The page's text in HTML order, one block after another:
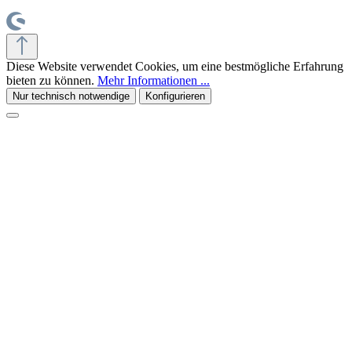
Diese Website verwendet Cookies, um eine bestmögliche Erfahrung
bieten zu können. Mehr Informationen ...
Nur technisch notwendige Konfigurieren